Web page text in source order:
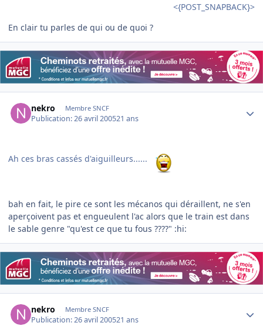
<{POST_SNAPBACK}>
En clair tu parles de qui ou de quoi ?
nekro Membre SNCF
Publication:26 avril 200521 ans
Ah ces bras cassés d'aiguilleurs......
bah en fait, le pire ce sont les mécanos qui déraillent, ne s'en
aperçoivent pas et engueulent l'ac alors que le train est dans
le sable genre "qu'est ce que tu fous ????" :hi:
nekro Membre SNCF
Publication:26 avril 200521 ans